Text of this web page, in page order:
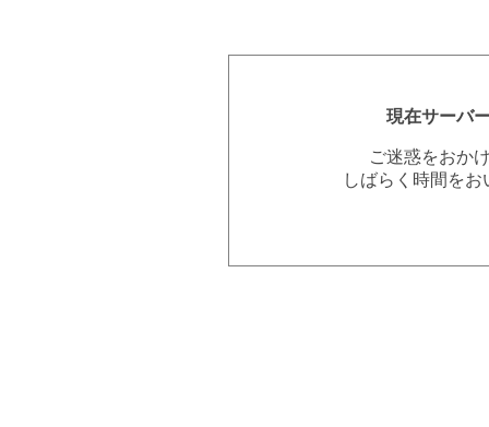
現在サーバ
ご迷惑をおか
しばらく時間を